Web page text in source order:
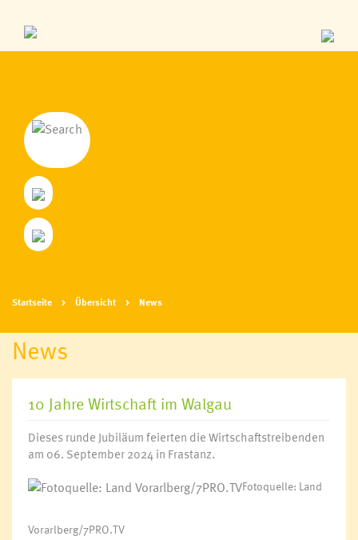
Startseite Übersicht News
News
10 Jahre Wirtschaft im Walgau
Dieses runde Jubiläum feierten die Wirtschaftstreibenden
am 06. September 2024 in Frastanz.
Fotoquelle: Land
Vorarlberg/7PRO.TV